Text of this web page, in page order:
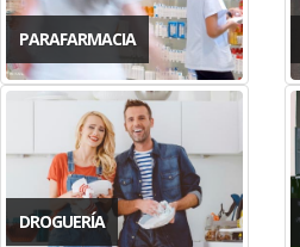
PARAFARMACIA
DROGUERÍA